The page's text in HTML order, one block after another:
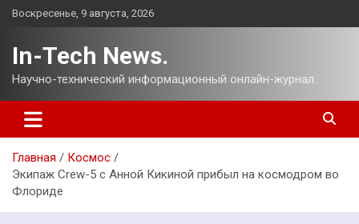
Перейти
Воскресенье, 9 августа, 2026
In-Tech News.
Научно-технический информационный онлайн-журнал.
Главная
Космос
Экипаж Crew-5 с Анной Кикиной прибыл на космодром во
Флориде